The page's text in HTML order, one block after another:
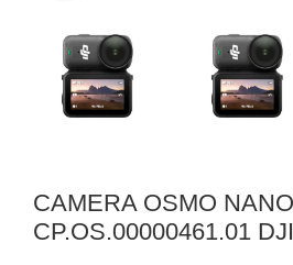
CAMERA OSMO
CP.OS.00000461.01 DJI